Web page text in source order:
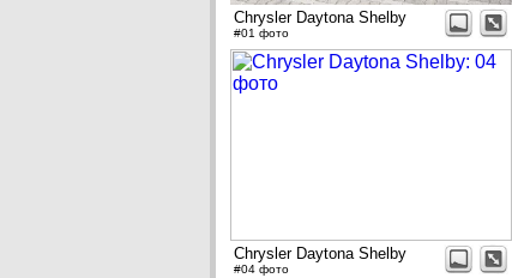
Chrysler Daytona Shelby
#01 фото
Chrysler Daytona Shelby
#04 фото